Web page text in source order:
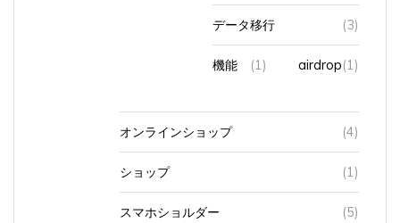
データ移行 (3)
機能 (1) airdrop (1)
オンラインショップ (4)
ショップ (1)
スマホショルダー (5)